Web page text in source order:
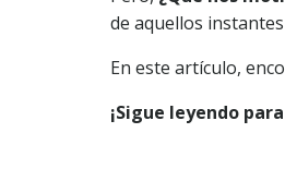
de aquellos
En este artículo,
¡Sigue leyendo